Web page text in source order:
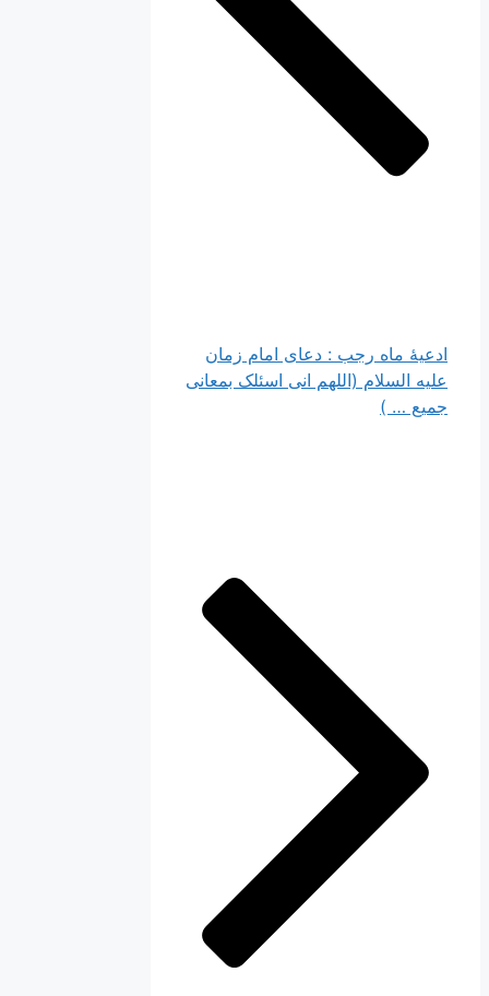
ادعیۀ ماه رجب : دعای امام زمان
علیه السلام (اللهم انی اسئلک بمعانی
جمیع … )